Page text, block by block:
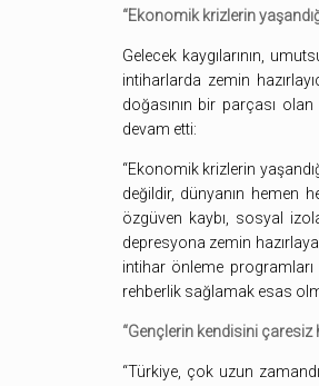
“Ekonomik krizlerin
Gelecek kaygılarının,
intiharlarda zemin
doğasının bir parçası
devam etti:
“Ekonomik krizlerin
değildir, dünyanın hemen
özgüven kaybı, sosyal
depresyona zemin
intihar önleme
rehberlik sağlamak esas
“Gençlerin kendisini çaresiz
“Türkiye, çok uzun